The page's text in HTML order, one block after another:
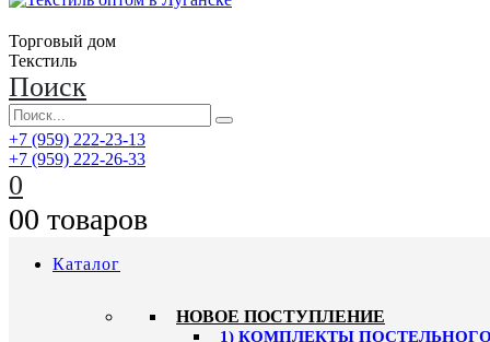
Торговый дом
Текстиль
Поиск
+7 (959) 222-23-13
+7 (959) 222-26-33
0
00 товаров
Каталог
HОВОЕ ПОСТУПЛЕНИЕ
1) КОМПЛЕКТЫ ПОСТЕЛЬНОГО